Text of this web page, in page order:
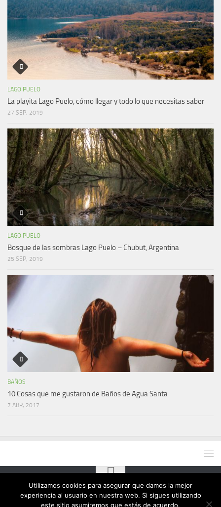
LAGO PUELO
La playita Lago Puelo, cómo llegar y todo lo que necesitas saber
27 SEP, 2019
LAGO PUELO
Bosque de las sombras Lago Puelo – Chubut, Argentina
25 SEP, 2019
BAÑOS
10 Cosas que me gustaron de Baños de Agua Santa
7 ABR, 2017
Utilizamos cookies para asegurar que damos la mejor
experiencia al usuario en nuestra web. Si sigues utilizando
este sitio asumiremos que estás de acuerdo.